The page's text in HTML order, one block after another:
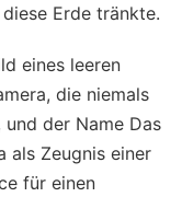
Erde tränkte.
eines leeren
die niemals
der Name Das
als Zeugnis einer
für einen